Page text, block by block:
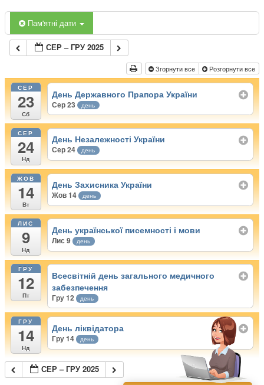
Пам'ятні дати
СЕР – ГРУ 2025
Згорнути все Розгорнути все
СЕР
23
Сб
День Державного Прапора України
Сер 23 день
СЕР
24
Нд
День Незалежності України
Сер 24 день
ЖОВ
14
Вт
День Захисника України
Жов 14 день
ЛИС
9
Нд
День української писемності і мови
Лис 9 день
ГРУ
12
Пт
Всесвітній день загального медичного
забезпечення
Гру 12 день
ГРУ
14
Нд
День ліквідатора
Гру 14 день
СЕР – ГРУ 2025